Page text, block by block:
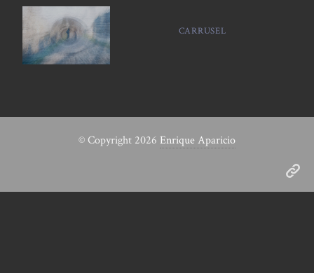
CARRUSEL
© Copyright 2026 Enrique Aparicio